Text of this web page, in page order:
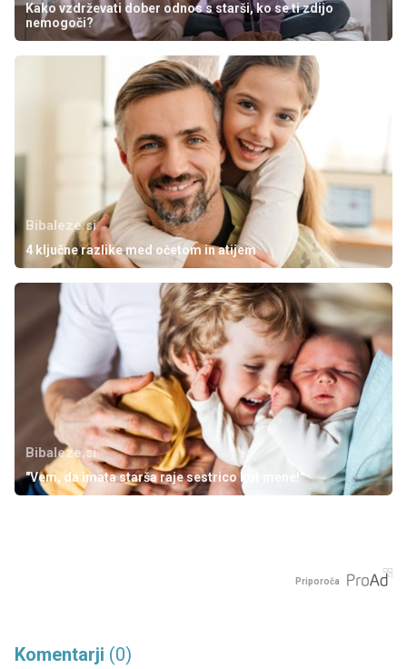
Kako vzdrževati dober odnos s starši, ko se ti zdijo
nemogoči?
Bibaleze.si
4 ključne razlike med očetom in atijem
Bibaleze.si
"Vem, da imata starša raje sestrico kot mene!"
Priporoča
Komentarji (0)